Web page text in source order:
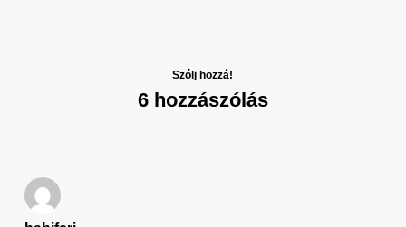
Szólj hozzá!
6 hozzászólás